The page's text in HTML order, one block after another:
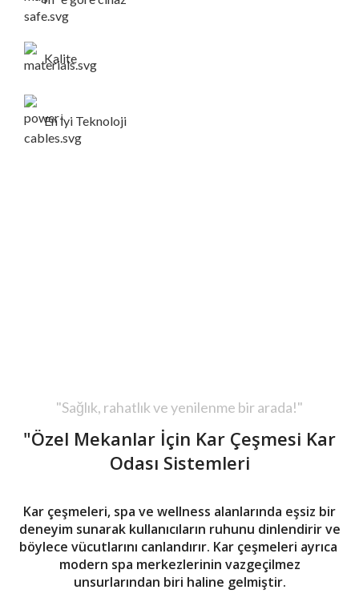
Kalite
En İyi Teknoloji
"Sağlık, rahatlık ve yenilenme bir arada!"
"Özel Mekanlar İçin Kar Çeşmesi Kar
Odası Sistemleri
Kar çeşmeleri, spa ve wellness alanlarında eşsiz bir
deneyim sunarak kullanıcıların ruhunu dinlendirir ve
böylece vücutlarını canlandırır. Kar çeşmeleri ayrıca
modern spa merkezlerinin vazgeçilmez
unsurlarından biri haline gelmiştir.